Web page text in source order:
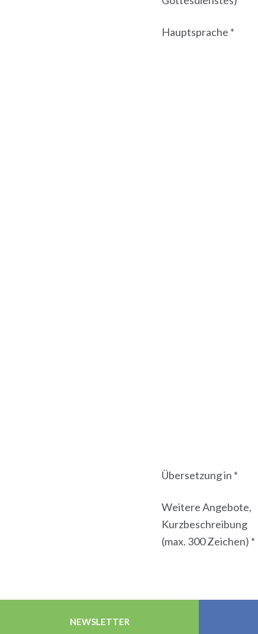
Hauptsprache *
Übersetzung in *
Weitere Angebote,
Kurzbeschreibung
(max. 300 Zeichen) *
NEWSLETTER